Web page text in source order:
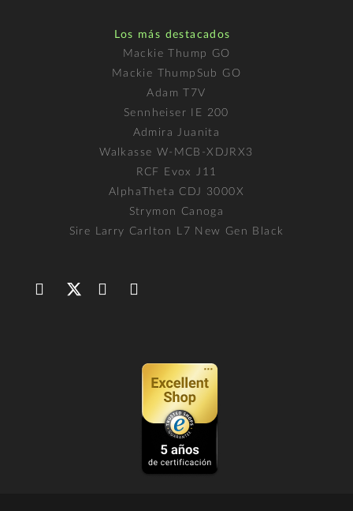
Los más destacados
Mackie Thump GO
Mackie ThumpSub GO
Adam T7V
Sennheiser IE 200
Admira Juanita
Walkasse W-MCB-XDJRX3
RCF Evox J11
AlphaTheta CDJ 3000X
Strymon Canoga
Sire Larry Carlton L7 New Gen Black